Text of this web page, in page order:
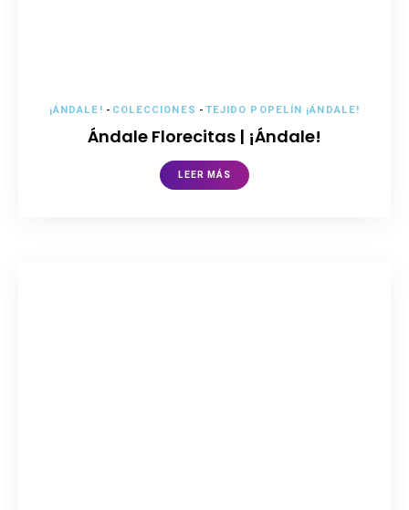
¡ÁNDALE! - COLECCIONES -TEJIDO POPELÍN ¡ÁNDALE!
Ándale Florecitas | ¡Ándale!
LEER MÁS